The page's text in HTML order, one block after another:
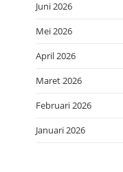
Juni 2026
Mei 2026
April 2026
Maret 2026
Februari 2026
Januari 2026